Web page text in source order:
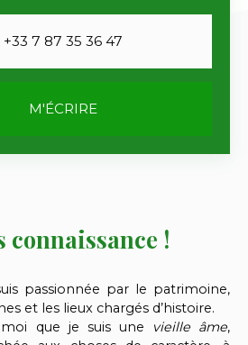
+33 7 87 35 36 47
M'ÉCRIRE
connaissance !
passionnée par le patrimoine,
et les lieux chargés d’histoire.
que je suis une
vieille âme,